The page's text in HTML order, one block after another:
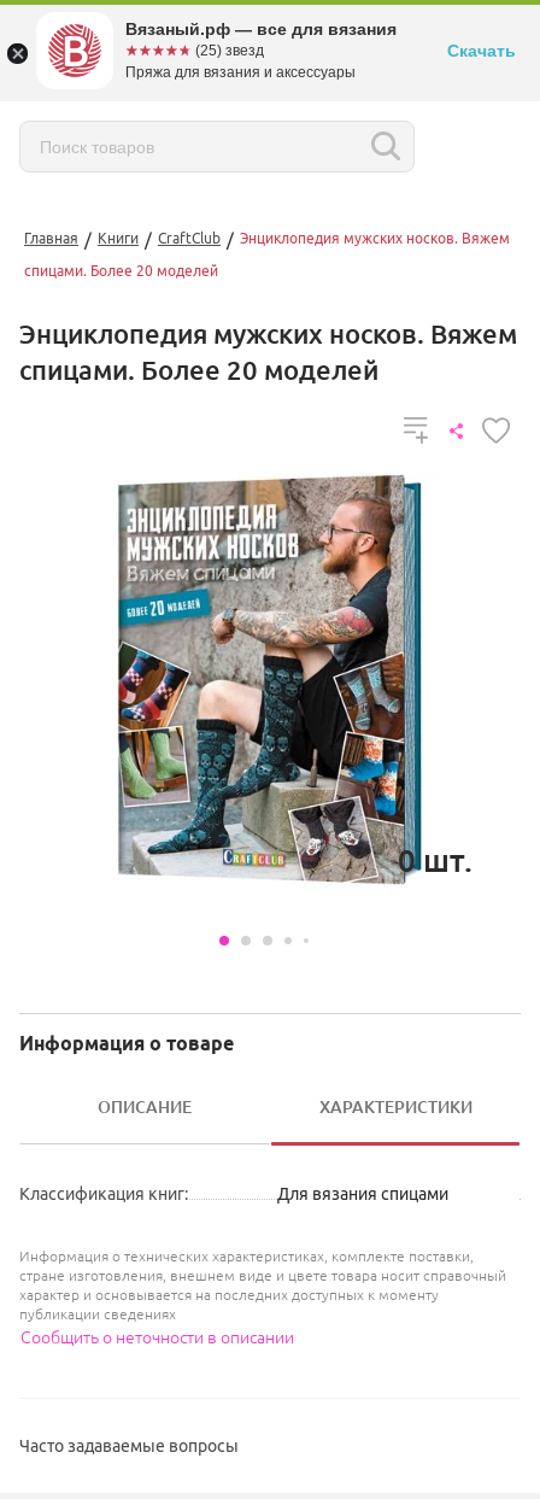
Главная / Книги / CraftClub / Энциклопедия мужских носков. Вяжем
спицами. Более 20 моделей
Энциклопедия мужских носков. Вяжем
спицами. Более 20 моделей
0 шт.
Информация о товаре
ОПИСАНИЕ ХАРАКТЕРИСТИКИ
Классификация книг: Для вязания спицами
Информация о технических характеристиках, комплекте поставки,
стране изготовления, внешнем виде и цвете товара носит справочный
характер и основывается на последних доступных к моменту
публикации сведениях
Сообщить о неточности в описании
Часто задаваемые вопросы
Вязаный.рф — все для вязания
☆☆☆☆☆
★★★★★ (25) звезд
Пряжа для вязания и аксессуары
Скачать